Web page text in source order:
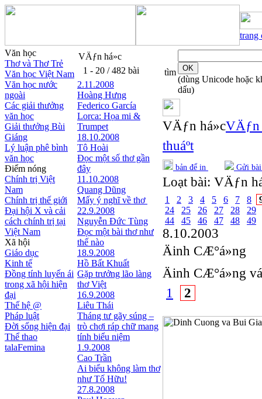
trang
Văn học
Thơ và Thơ Trẻ
Văn học Việt Nam
Văn học nước
ngoài
Các giải thưởng
văn học
Giải thưởng Bùi
Giáng
Lý luận phê bình
văn học
Điểm nóng
Chính trị Việt
Nam
Chính trị thế giới
Đại hội X và cải
cách chính trị tại
Việt Nam
Xã hội
Giáo dục
Kinh tế
Đồng tính luyến ái
trong xã hội hiện
đại
Thế hệ @
Pháp luật
Đời sống hiện đại
Thể thao
talaFemina
VÄƒn há»c
1 - 20 / 482 bài
2.11.2008
Hoàng Hưng
Federico García
Lorca: Họa mi &
Trumpet
18.10.2008
Tô Hoài
Đọc một số thơ gần
đây
11.10.2008
Quang Dũng
Mấy ý nghĩ về thơ
22.9.2008
Nguyễn Đức Tùng
Đọc một bài thơ như
thế nào
18.9.2008
Hồ Bất Khuất
Gặp trưởng lão làng
thơ Việt
16.9.2008
Liêu Thái
Tháng tư gãy súng –
trò chơi ráp chữ mang
tính biểu niệm
1.9.2008
Cao Trần
Ai biểu không làm thơ
như Tố Hữu!
27.8.2008
tìm
(dùng Unicode hoặc
dấu)
VÄƒn há»cVÄƒn
thuáº­t
bản để in Gửi bài
Loạt bài: VÄƒn
1 2 3 4 5 6 7 8
24
25 26 27 28
29
44
45 46 47 48 49
8.10.2003
Äinh CÆ°á»ng
Äinh CÆ°á»ng
1
2